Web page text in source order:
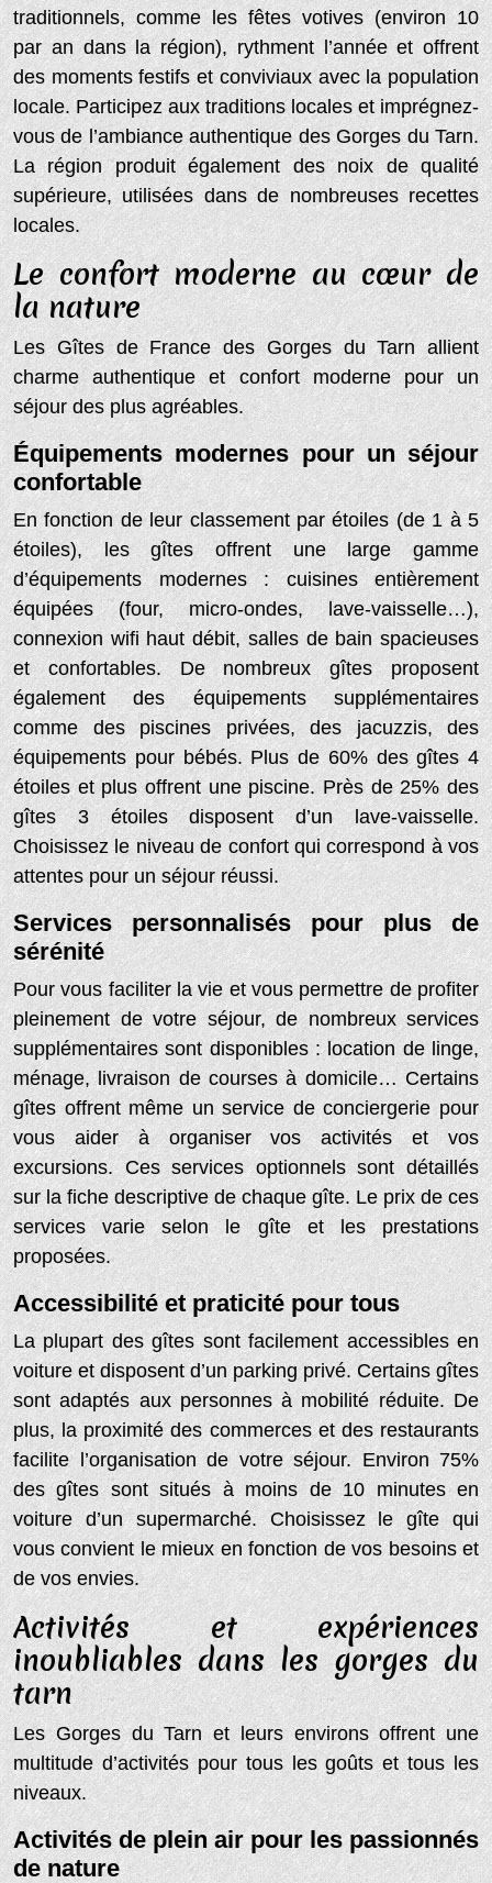
traditionnels, comme les fêtes votives (environ 10
par an dans la région), rythment l’année et offrent
des moments festifs et conviviaux avec la population
locale. Participez aux traditions locales et imprégnez-
vous de l’ambiance authentique des Gorges du Tarn.
La région produit également des noix de qualité
supérieure, utilisées dans de nombreuses recettes
locales.
Le confort moderne au cœur de
la nature
Les Gîtes de France des Gorges du Tarn allient
charme authentique et confort moderne pour un
séjour des plus agréables.
Équipements modernes pour un séjour
confortable
En fonction de leur classement par étoiles (de 1 à 5
étoiles), les gîtes offrent une large gamme
d’équipements modernes : cuisines entièrement
équipées (four, micro-ondes, lave-vaisselle…),
connexion wifi haut débit, salles de bain spacieuses
et confortables. De nombreux gîtes proposent
également des équipements supplémentaires
comme des piscines privées, des jacuzzis, des
équipements pour bébés. Plus de 60% des gîtes 4
étoiles et plus offrent une piscine. Près de 25% des
gîtes 3 étoiles disposent d’un lave-vaisselle.
Choisissez le niveau de confort qui correspond à vos
attentes pour un séjour réussi.
Services personnalisés pour plus de
sérénité
Pour vous faciliter la vie et vous permettre de profiter
pleinement de votre séjour, de nombreux services
supplémentaires sont disponibles : location de linge,
ménage, livraison de courses à domicile… Certains
gîtes offrent même un service de conciergerie pour
vous aider à organiser vos activités et vos
excursions. Ces services optionnels sont détaillés
sur la fiche descriptive de chaque gîte. Le prix de ces
services varie selon le gîte et les prestations
proposées.
Accessibilité et praticité pour tous
La plupart des gîtes sont facilement accessibles en
voiture et disposent d’un parking privé. Certains gîtes
sont adaptés aux personnes à mobilité réduite. De
plus, la proximité des commerces et des restaurants
facilite l’organisation de votre séjour. Environ 75%
des gîtes sont situés à moins de 10 minutes en
voiture d’un supermarché. Choisissez le gîte qui
vous convient le mieux en fonction de vos besoins et
de vos envies.
Activités et expériences
inoubliables dans les gorges du
tarn
Les Gorges du Tarn et leurs environs offrent une
multitude d’activités pour tous les goûts et tous les
niveaux.
Activités de plein air pour les passionnés
de nature